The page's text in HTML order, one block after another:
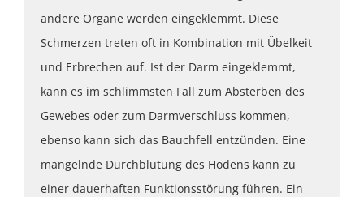
andere Organe werden eingeklemmt. Diese
Schmerzen treten oft in Kombination mit Übelkeit
und Erbrechen auf. Ist der Darm eingeklemmt,
kann es im schlimmsten Fall zum Absterben des
Gewebes oder zum Darmverschluss kommen,
ebenso kann sich das Bauchfell entzünden. Eine
mangelnde Durchblutung des Hodens kann zu
einer dauerhaften Funktionsstörung führen. Ein